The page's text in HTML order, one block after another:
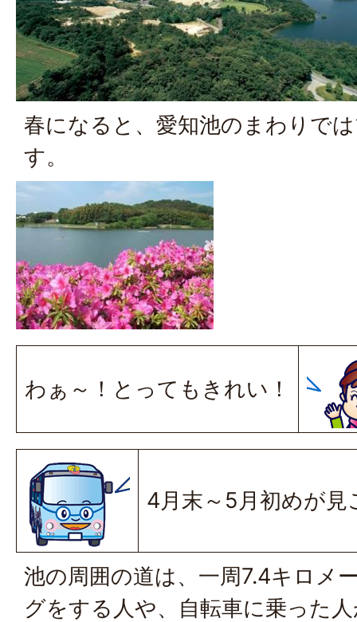
春になると、愛知池のまわりで
す。
わぁ～！とってもきれい！
4月末～5月初めが見
池の周囲の道は、一周7.4キロメ
グをする人や、自転車に乗った